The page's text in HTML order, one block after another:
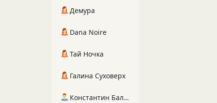
Демура
Dana Noire
Тай Ночка
Галина Суховерх
Константин Балухта